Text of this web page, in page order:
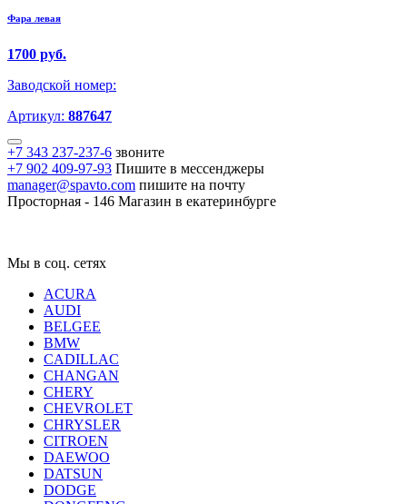
Фара левая
1700 руб.
Заводской номер:
Артикул: 887647
+7 343 237-237-6 звоните
+7 902 409-97-93 Пишите в мессенджеры
manager@spavto.com пишите на почту
Просторная - 146 Магазин в екатеринбурге
Мы в соц. сетях
ACURA
AUDI
BELGEE
BMW
CADILLAC
CHANGAN
CHERY
CHEVROLET
CHRYSLER
CITROEN
DAEWOO
DATSUN
DODGE